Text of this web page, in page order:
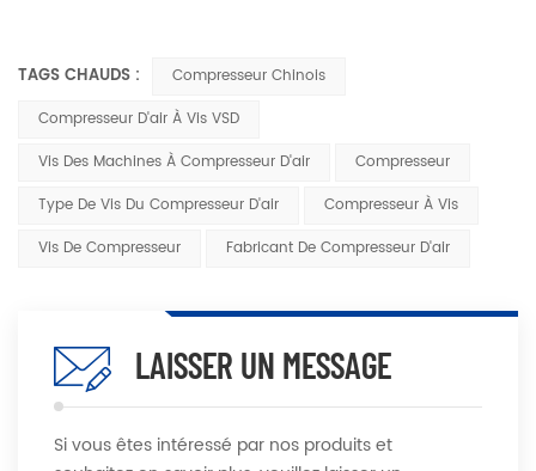
TAGS CHAUDS :
Compresseur Chinois
Compresseur D'air À Vis VSD
Vis Des Machines À Compresseur D'air
Compresseur
Type De Vis Du Compresseur D'air
Compresseur À Vis
Vis De Compresseur
Fabricant De Compresseur D'air
LAISSER UN MESSAGE
Si vous êtes intéressé par nos produits et